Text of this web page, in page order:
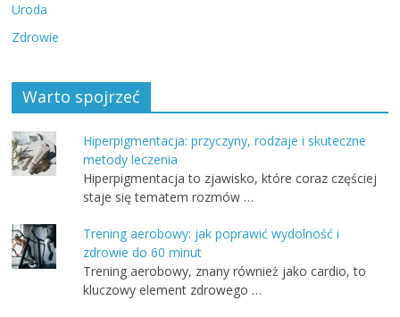
Uroda
Zdrowie
Warto spojrzeć
Hiperpigmentacja: przyczyny, rodzaje i skuteczne
metody leczenia
Hiperpigmentacja to zjawisko, które coraz częściej
staje się tematem rozmów …
Trening aerobowy: jak poprawić wydolność i
zdrowie do 60 minut
Trening aerobowy, znany również jako cardio, to
kluczowy element zdrowego …